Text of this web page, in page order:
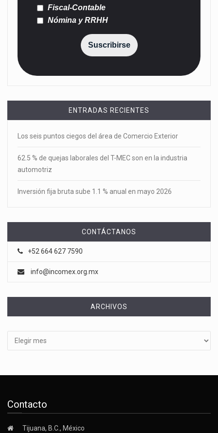
Fiscal-Contable
Nómina y RRHH
Suscribirse
ENTRADAS RECIENTES
Los seis puntos ciegos del área de Comercio Exterior
62.5 % de quejas laborales del T-MEC son en la industria
automotriz
Inversión fija bruta sube 1.1 % anual en mayo 2026
CONTÁCTANOS
+52 664 627 7590
info@incomex.org.mx
ARCHIVOS
Contacto
Tijuana, B.C., México